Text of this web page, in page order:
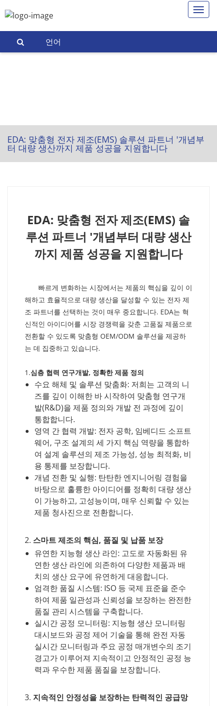
언어
EDA: 맞춤형 전자 제조(EMS) 솔루션 파트너 '개념부
터 대량 생산까지 제품 성공을 지원합니다
EDA: 맞춤형 전자 제조(EMS) 솔
루션 파트너 '개념부터 대량 생산
까지 제품 성공을 지원합니다
빠르게 변화하는 시장에서는 제품의 핵심을 깊이 이
해하고 효율적으로 대량 생산을 달성할 수 있는 전자 제
조 파트너를 선택하는 것이 매우 중요합니다. EDA는 혁
신적인 아이디어를 시장 경쟁력을 갖춘 고품질 제품으로
전환할 수 있도록 맞춤형 OEM/ODM 솔루션을 제공하
는 데 집중하고 있습니다.
1.심층 협력 연구개발, 정확한 제품 정의
수요 해체 및 솔루션 맞춤화: 저희는 고객의 니
즈를 깊이 이해한 바 시작하여 맞춤형 연구개
발(R&D)을 제품 정의와 개발 전 과정에 깊이
통합합니다.
영역 간 협력 개발: 전자 공학, 임베디드 소프트
웨어, 구조 설계의 세 가지 핵심 역량을 통합하
여 설계 솔루션의 제조 가능성, 성능 최적화, 비
용 통제를 보장합니다.
개념 전환 및 실행: 탄탄한 엔지니어링 경험을
바탕으로 훌륭한 아이디어를 정확히 대량 생산
이 가능하고, 고성능이며, 매우 신뢰할 수 있는
제품 청사진으로 전환합니다.
2. 스마트 제조의 핵심, 품질 및 납품 보장
유연한 지능형 생산 라인: 고도로 자동화된 유
연한 생산 라인에 의존하여 다양한 제품과 배
치의 생산 요구에 유연하게 대응합니다.
엄격한 품질 시스템: ISO 등 국제 표준을 준수
하여 제품 일관성과 신뢰성을 보장하는 완전한
품질 관리 시스템을 구축합니다.
실시간 공정 모니터링: 지능형 생산 모니터링
대시보드와 공정 제어 기술을 통해 완전 자동
실시간 모니터링과 주요 공정 매개변수의 조기
경고가 이루어져 지속적이고 안정적인 공정 능
력과 우수한 제품 품질을 보장합니다.
3. 지속적인 안정성을 보장하는 탄력적인 공급망